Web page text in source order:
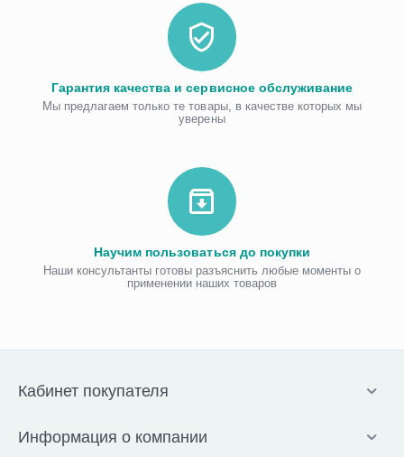
Гарантия качества и сервисное обслуживание
Мы предлагаем только те товары, в качестве которых мы
уверены
Научим пользоваться до покупки
Наши консультанты готовы разъяснить любые моменты о
применении наших товаров
Кабинет покупателя
Информация о компании